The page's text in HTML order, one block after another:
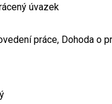
úvazek
práce, Dohoda o